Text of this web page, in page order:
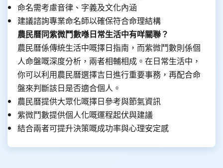
命名需考慮音律、字義及文化內涵
建議諮詢專業命名師以確保符合命理結構
農民曆同紫微鬥數喺日常生活中有咩關聯？
農民曆係傳統生活中嘅擇日指南，而紫微鬥數則係個
人命盤嘅深度分析，兩者相輔相成。在日常生活中，
你可以利用農民曆選擇吉日進行重要事務，再配合命
盤來判斷該日是否適合個人。
農民曆提供大眾化嘅擇日參考與節氣資訊
紫微鬥數提供個人化嘅運程起伏與建議
結合兩者可提升決策嘅成功率與心理安定感